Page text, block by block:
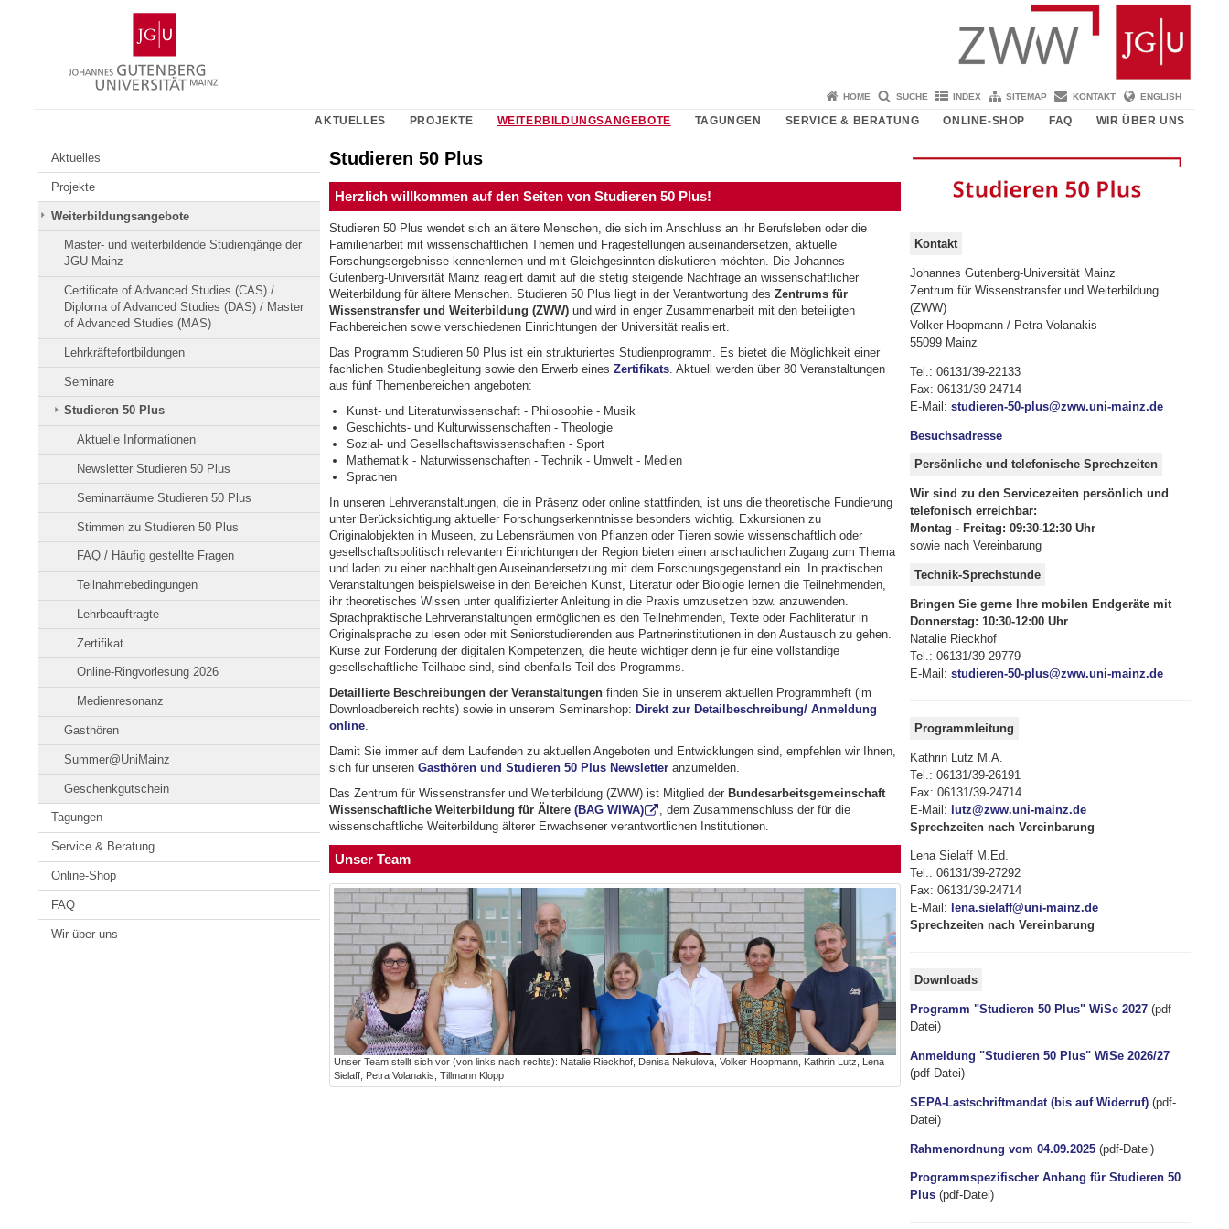
Gutenberg-
Universität
Mainz
HOME SUCHE INDEX SITEMAP KONTAKT ENGLISH
AKTUELLES PROJEKTE WEITERBILDUNGSANGEBOTE TAGUNGEN SERVICE & BERATUNG ONLINE-SHOP FAQ WIR ÜBER UNS
Aktuelles
Projekte
Weiterbildungsangebote
Master- und weiterbildende Studiengänge der
JGU Mainz
Certificate of Advanced Studies (CAS) /
Diploma of Advanced Studies (DAS) / Master
of Advanced Studies (MAS)
Lehrkräftefortbildungen
Seminare
Studieren 50 Plus
Aktuelle Informationen
Newsletter Studieren 50 Plus
Seminarräume Studieren 50 Plus
Stimmen zu Studieren 50 Plus
FAQ / Häufig gestellte Fragen
Teilnahmebedingungen
Lehrbeauftragte
Zertifikat
Online-Ringvorlesung 2026
Medienresonanz
Gasthören
Summer@UniMainz
Geschenkgutschein
Tagungen
Service & Beratung
Online-Shop
FAQ
Wir über uns
Studieren 50 Plus
Herzlich willkommen auf den Seiten von Studieren 50 Plus!
Studieren 50 Plus wendet sich an ältere Menschen, die sich im Anschluss an ihr Berufsleben oder die
Familienarbeit mit wissenschaftlichen Themen und Fragestellungen auseinandersetzen, aktuelle
Forschungsergebnisse kennenlernen und mit Gleichgesinnten diskutieren möchten. Die Johannes
Gutenberg-Universität Mainz reagiert damit auf die stetig steigende Nachfrage an wissenschaftlicher
Weiterbildung für ältere Menschen. Studieren 50 Plus liegt in der Verantwortung des Zentrums für
Wissenstransfer und Weiterbildung (ZWW)und wird in enger Zusammenarbeit mit den beteiligten
Fachbereichen sowie verschiedenen Einrichtungen der Universität realisiert.
Das Programm Studieren 50 Plus ist ein strukturiertes Studienprogramm. Es bietet die Möglichkeit einer
fachlichen Studienbegleitung sowie den Erwerb eines Zertifikats. Aktuell werden über 80 Veranstaltungen
aus fünf Themenbereichen angeboten:
Kunst- und Literaturwissenschaft - Philosophie - Musik
Geschichts- und Kulturwissenschaften - Theologie
Sozial- und Gesellschaftswissenschaften - Sport
Mathematik - Naturwissenschaften - Technik - Umwelt - Medien
Sprachen
In unseren Lehrveranstaltungen, die in Präsenz oder online stattfinden, ist uns die theoretische Fundierung
unter Berücksichtigung aktueller Forschungserkenntnisse besonders wichtig. Exkursionen zu
Originalobjekten in Museen, zu Lebensräumen von Pflanzen oder Tieren sowie wissenschaftlich oder
gesellschaftspolitisch relevanten Einrichtungen der Region bieten einen anschaulichen Zugang zum Thema
und laden zu einer nachhaltigen Auseinandersetzung mit dem Forschungsgegenstand ein. In praktischen
Veranstaltungen beispielsweise in den Bereichen Kunst, Literatur oder Biologie lernen die Teilnehmenden,
ihr theoretisches Wissen unter qualifizierter Anleitung in die Praxis umzusetzen bzw. anzuwenden.
Sprachpraktische Lehrveranstaltungen ermöglichen es den Teilnehmenden, Texte oder Fachliteratur in
Originalsprache zu lesen oder mit Seniorstudierenden aus Partnerinstitutionen in den Austausch zu gehen.
Kurse zur Förderung der digitalen Kompetenzen, die heute wichtiger denn je für eine vollständige
gesellschaftliche Teilhabe sind, sind ebenfalls Teil des Programms.
Detaillierte Beschreibungen der Veranstaltungenfinden Sie in unserem aktuellen Programmheft (im
Downloadbereich rechts) sowie in unserem Seminarshop: Direkt zur Detailbeschreibung/ Anmeldung
online.
Damit Sie immer auf dem Laufenden zu aktuellen Angeboten und Entwicklungen sind, empfehlen wir Ihnen,
sich für unseren Gasthören und Studieren 50 Plus Newsletteranzumelden.
Das Zentrum für Wissenstransfer und Weiterbildung (ZWW) ist Mitglied der Bundesarbeitsgemeinschaft
Wissenschaftliche Weiterbildung für Ältere (BAG WIWA)
, dem Zusammenschluss der für die
wissenschaftliche Weiterbildung älterer Erwachsener verantwortlichen Institutionen.
Unser Team
Unser Team stellt sich vor (von links nach rechts): Natalie Rieckhof, Denisa Nekulova, Volker Hoopmann, Kathrin Lutz, Lena
Sielaff, Petra Volanakis, Tillmann Klopp
Kontakt
Johannes Gutenberg-Universität Mainz
Zentrum für Wissenstransfer und Weiterbildung
(ZWW)
Volker Hoopmann / Petra Volanakis
55099 Mainz
Tel.: 06131/39-22133
Fax: 06131/39-24714
E-Mail: studieren-50-plus@zww.uni-mainz.de
Besuchsadresse
Persönliche und telefonische Sprechzeiten
Wir sind zu den Servicezeiten persönlich und
telefonisch erreichbar:
Montag - Freitag: 09:30-12:30 Uhr
sowie nach Vereinbarung
Technik-Sprechstunde
Bringen Sie gerne Ihre mobilen Endgeräte mit
Donnerstag: 10:30-12:00 Uhr
Natalie Rieckhof
Tel.: 06131/39-29779
E-Mail: studieren-50-plus@zww.uni-mainz.de
Programmleitung
Kathrin Lutz M.A.
Tel.: 06131/39-26191
Fax: 06131/39-24714
E-Mail: lutz@zww.uni-mainz.de
Sprechzeiten nach Vereinbarung
Lena Sielaff M.Ed.
Tel.: 06131/39-27292
Fax: 06131/39-24714
E-Mail: lena.sielaff@uni-mainz.de
Sprechzeiten nach Vereinbarung
Downloads
Programm "Studieren 50 Plus" WiSe 2027(pdf-
Datei)
Anmeldung "Studieren 50 Plus" WiSe 2026/27
(pdf-Datei)
SEPA-Lastschriftmandat (bis auf Widerruf)(pdf-
Datei)
Rahmenordnung vom 04.09.2025(pdf-Datei)
Programmspezifischer Anhang für Studieren 50
Plus(pdf-Datei)